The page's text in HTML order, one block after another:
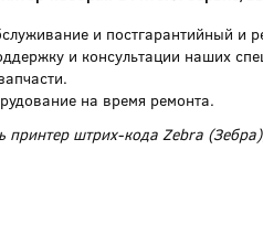
и постгарантийный и
и консультации наших
на время ремонта.
принтер штрих-кода Zebra